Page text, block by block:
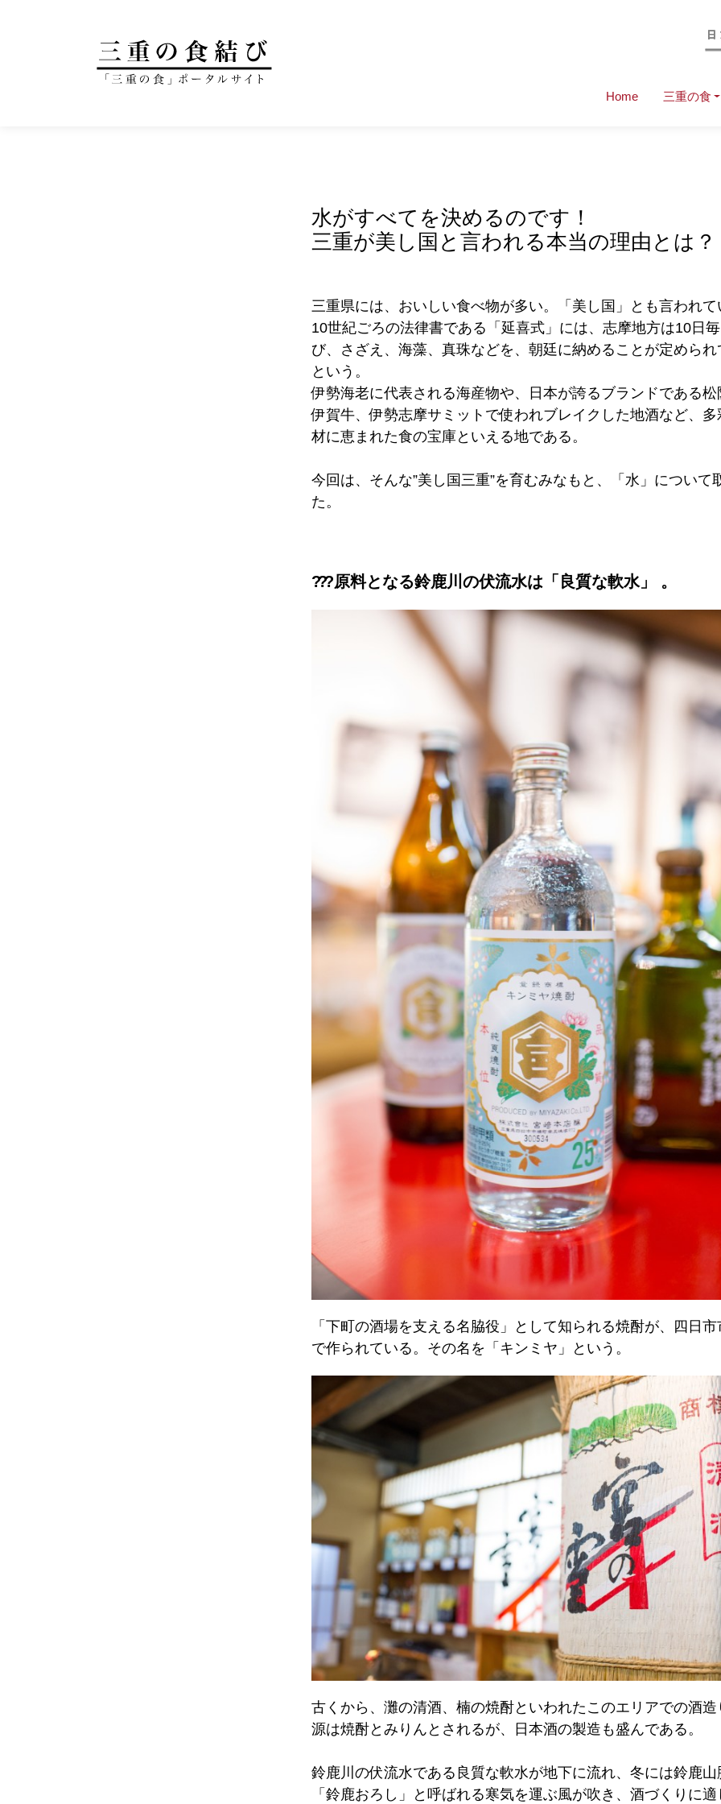
Home 三重の食
水がすべてを決めるのです！
三重が美し国と言われる本当の理由とは？
三重県には、おいしい食べ物が多い。「美し国」とも言われて
10世紀ごろの法律書である「延喜式」には、志摩地方は10日
び、さざえ、海藻、真珠などを、朝廷に納めることが定められ
という。
伊勢海老に代表される海産物や、日本が誇るブランドである松
伊賀牛、伊勢志摩サミットで使われブレイクした地酒など、多
材に恵まれた食の宝庫といえる地である。
今回は、そんな”美し国三重”を育むみなもと、「水」について
た。
???原料となる鈴鹿川の伏流水は「良質な軟水」 。
「下町の酒場を支える名脇役」として知られる焼酎が、四日
で作られている。その名を「キンミヤ」という。
古くから、灘の清酒、楠の焼酎といわれたこのエリアでの酒造
源は焼酎とみりんとされるが、日本酒の製造も盛んである。
鈴鹿川の伏流水である良質な軟水が地下に流れ、冬には鈴鹿山
「鈴鹿おろし」と呼ばれる寒気を運ぶ風が吹き、酒づくりに